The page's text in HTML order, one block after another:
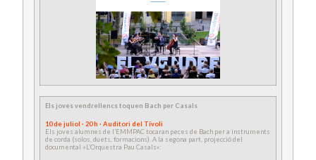
Els joves vendrellencs toquen Bach per Casals
10 de juliol · 20 h · Auditori del Tívoli
Els joves alumnes de l’EMMPAC tocaran peces de Bach per a instruments
de corda (solos, duets, formacions). A la segona part, projecció del
documental «L’Orquestra Pau Casals»: